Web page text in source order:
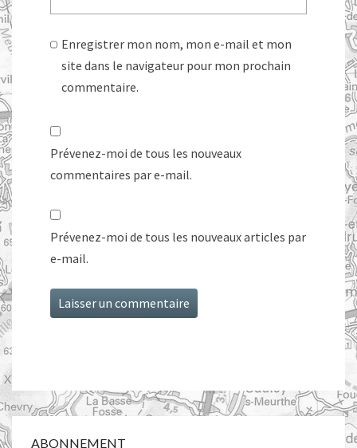
Enregistrer mon nom, mon e-mail et mon
site dans le navigateur pour mon prochain
commentaire.
Prévenez-moi de tous les nouveaux
commentaires par e-mail.
Prévenez-moi de tous les nouveaux articles par
e-mail.
ABONNEMENT